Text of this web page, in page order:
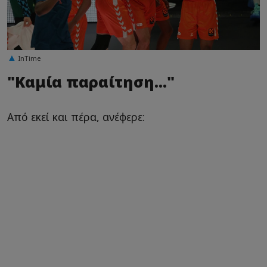
ΙnTime
"Kαμία παραίτηση..."
Από εκεί και πέρα, ανέφερε: